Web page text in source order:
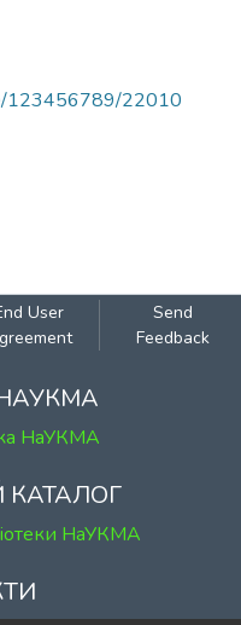
123456789/22010
User
Send
Feedback
НаУКМА
КАТАЛОГ
НаУКМА